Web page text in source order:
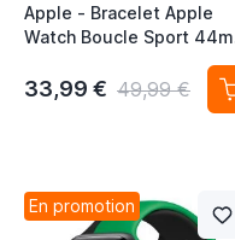
Apple - Bracelet Apple
Watch Boucle Sport
/ 45mm / 46mm / 49mm
Purple Pulse
33,99 € 49,99 €
En promotion